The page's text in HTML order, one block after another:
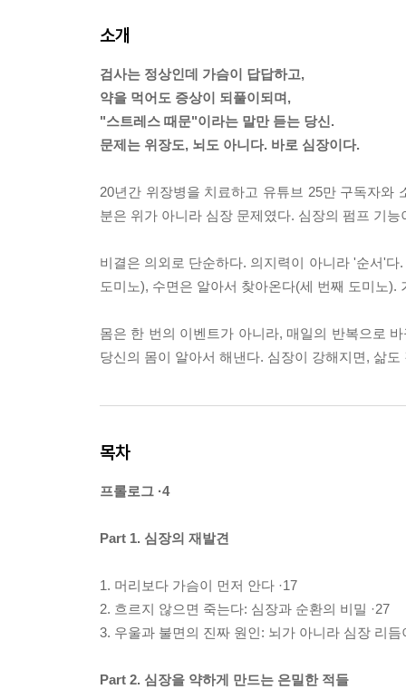
소개
검사는 정상인데 가슴이 답답하고,
약을 먹어도 증상이 되풀이되며,
"스트레스 때문"이라는 말만 듣는 당신.
문제는 위장도, 뇌도 아니다. 바로 심장이다.
20년간 위장병을 치료하고 유튜브 25만 구독자와
분은 위가 아니라 심장 문제였다. 심장의 펌프 기
비결은 의외로 단순하다. 의지력이 아니라 '순서'
도미노), 수면은 알아서 찾아온다(세 번째 도미노
몸은 한 번의 이벤트가 아니라, 매일의 반복으로
당신의 몸이 알아서 해낸다. 심장이 강해지면, 삶도
목차
프롤로그 ·4
Part 1. 심장의 재발견
1. 머리보다 가슴이 먼저 안다 ·17
2. 흐르지 않으면 죽는다: 심장과 순환의 비밀 ·27
3. 우울과 불면의 진짜 원인: 뇌가 아니라 심장 리듬
Part 2. 심장을 약하게 만드는 은밀한 적들